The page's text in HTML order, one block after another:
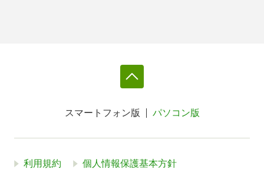
スマートフォン版 パソコン版
利用規約 個人情報保護基本方針